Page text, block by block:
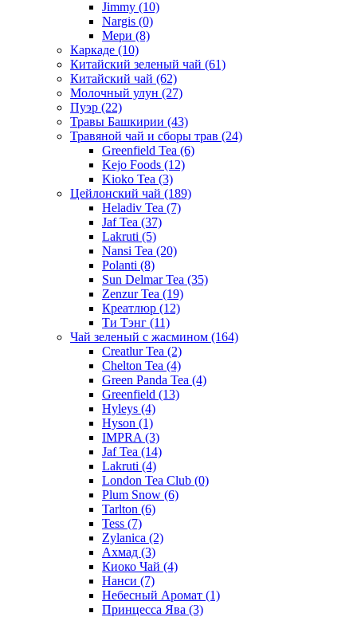
Jimmy (10)
Nargis (0)
Мери (8)
Каркаде (10)
Китайский зеленый чай (61)
Китайский чай (62)
Молочный улун (27)
Пуэр (22)
Травы Башкирии (43)
Травяной чай и сборы трав (24)
Greenfield Tea (6)
Kejo Foods (12)
Kioko Tea (3)
Цейлонский чай (189)
Heladiv Tea (7)
Jaf Tea (37)
Lakruti (5)
Nansi Tea (20)
Polanti (8)
Sun Delmar Tea (35)
Zenzur Tea (19)
Креатлюр (12)
Ти Тэнг (11)
Чай зеленый с жасмином (164)
Creatlur Tea (2)
Chelton Tea (4)
Green Panda Tea (4)
Greenfield (13)
Hyleys (4)
Hyson (1)
IMPRA (3)
Jaf Tea (14)
Lakruti (4)
London Tea Club (0)
Plum Snow (6)
Tarlton (6)
Tess (7)
Zylanica (2)
Ахмад (3)
Киоко Чай (4)
Нанси (7)
Небесный Аромат (1)
Принцесса Ява (3)